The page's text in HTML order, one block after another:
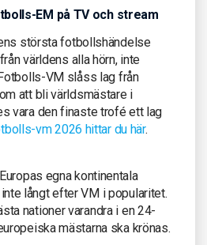
EM på TV och stream
största fotbollshändelse
världens alla hörn, inte
VM slåss lag från
att bli världsmästare i
vara den finaste trofé ett lag
vm 2026 hittar du här.
egna kontinentala
långt efter VM i popularitet.
nationer varandra i en 24-
mästarna ska krönas.